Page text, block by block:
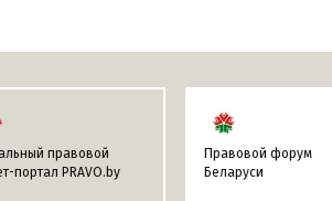
правовой
портал PRAVO.by
Правовой форум
Беларуси